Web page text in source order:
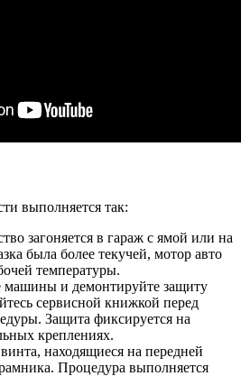
выполняется так:
загоняется в гараж с ямой или на
была более текучей, мотор авто
температуры.
машины и демонтируйте защиту
сервисной книжкой перед
Защита фиксируется на
креплениях.
находящиеся на передней
Процедура выполняется